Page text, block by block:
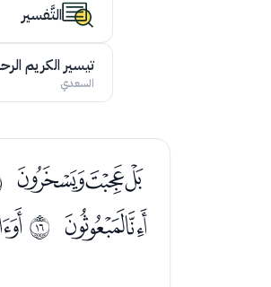
التَّفسير
تيسير الكريم
السعدي
ﮙﮚﮛ
ﯔﯕ ﰏ